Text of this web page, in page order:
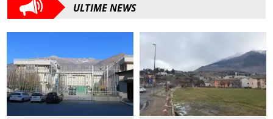
ULTIME NEWS